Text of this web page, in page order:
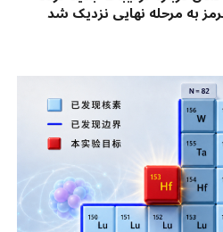
به مرحله نهایی نزدیک شد